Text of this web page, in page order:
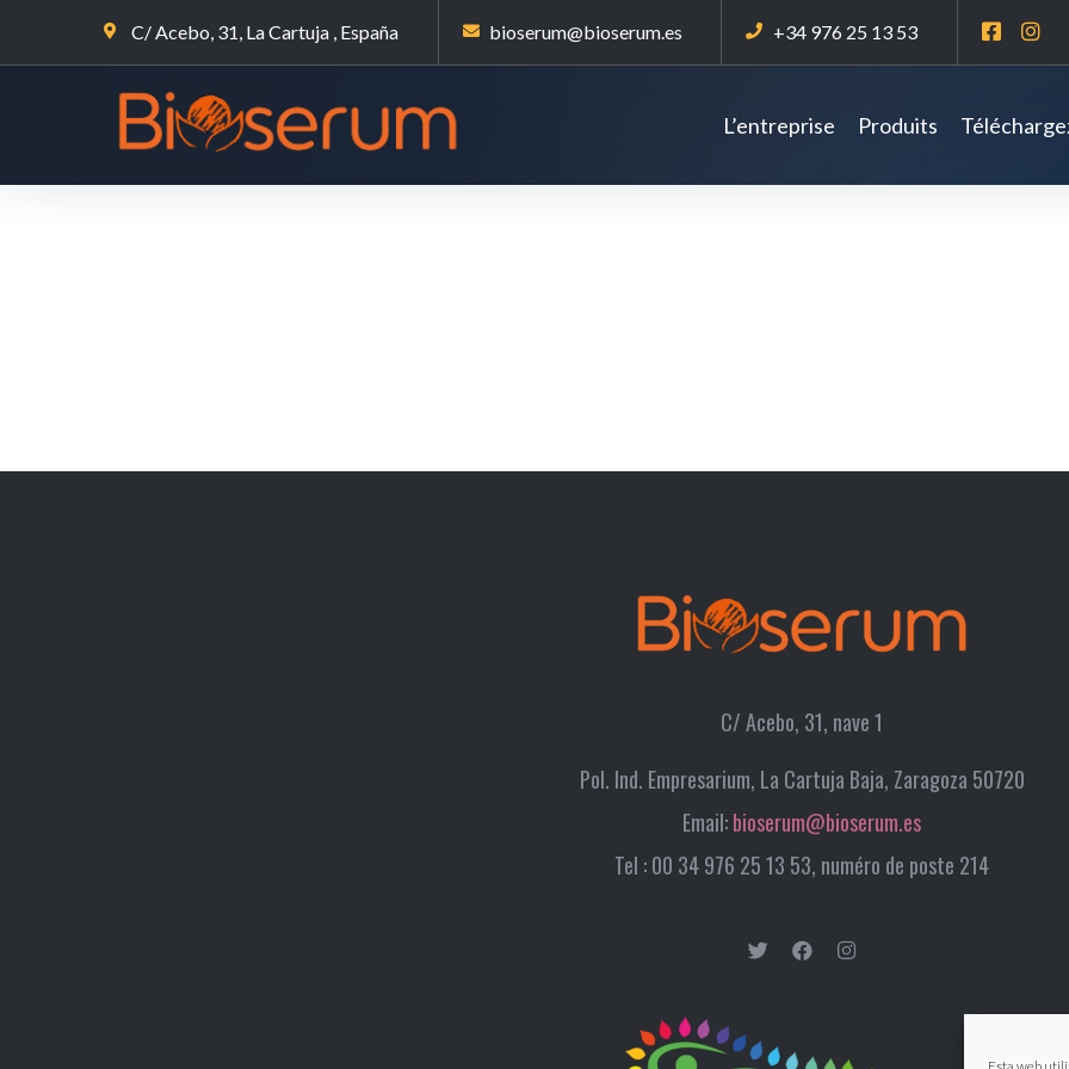
C/ Acebo, 31, La Cartuja , España bioserum@bioserum.es +34 976 25 13 53
L’entreprise Produits
C/ Acebo, 31, nave 1
Pol. Ind. Empresarium, La Cartuja Baja, Zaragoza 50720
Email:bioserum@bioserum.es
Tel : 00 34 976 25 13 53, numéro de poste 214